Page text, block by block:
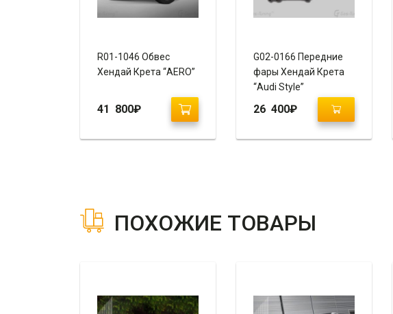
R01-1046 Обвес
Хендай Крета “AERO”
41 800₽
G02-0166 Передние
фары Хендай Крета
“Audi Style”
26 400₽
ПОХОЖИЕ ТОВАРЫ